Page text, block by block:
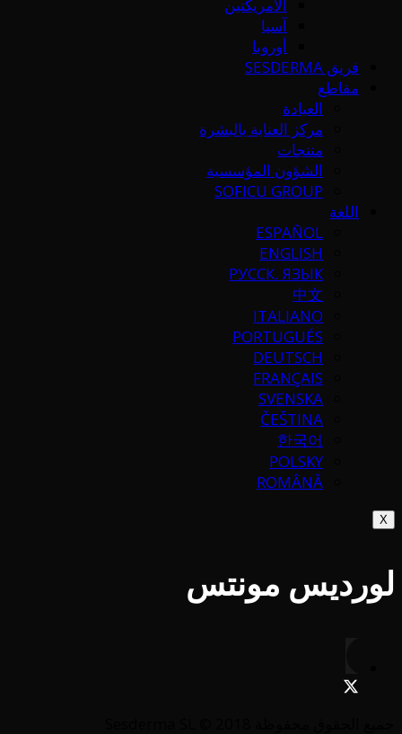
الأمريكتين
آسيا
أوروبا
فريق SESDERMA
مقاطع
العيادة
مركز العناية بالبشرة
منتجات
الشؤون المؤسسية
SOFICU GROUP
اللغة
ESPAÑOL
ENGLISH
РУССК. ЯЗЫК
中文
ITALIANO
PORTUGUÉS
DEUTSCH
FRANÇAIS
SVENSKA
ČEŠTINA
한국어
POLSKY
ROMÂNĂ
X
لورديس مونتس